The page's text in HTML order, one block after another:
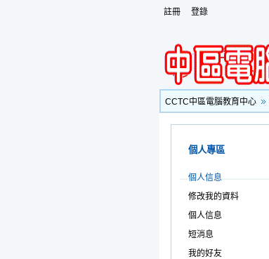
註冊 登錄
CCTC中區電腦教育中心
個人專區
個人信息
修改我的資料
個人信息
短消息
我的好友